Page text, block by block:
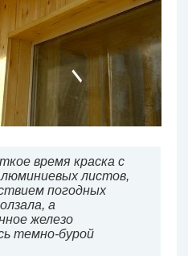
время краска с
листов,
погодных
а
железо
темно-бурой